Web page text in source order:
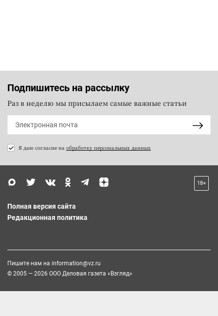
Подпишитесь на рассылку
Раз в неделю мы присылаем самые важные статьи
Я даю согласие на обработку персональных данных
18+
Полная версия сайта
Редакционная политика
Пишите нам на information@vz.ru
© 2005 — 2026 ООО Деловая газета «Взгляд»